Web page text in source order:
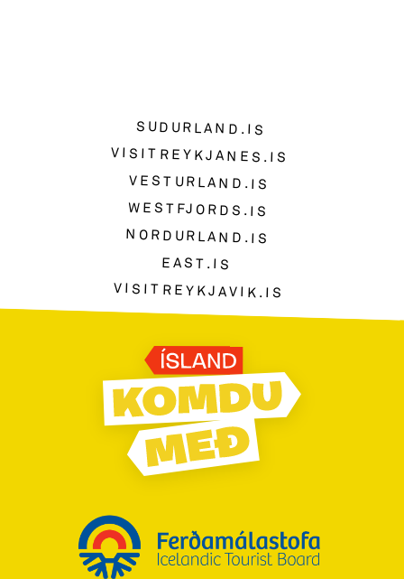
SUDURLAND.IS
VISITREYKJANES.IS
VESTURLAND.IS
WESTFJORDS.IS
NORDURLAND.IS
EAST.IS
VISITREYKJAVIK.IS